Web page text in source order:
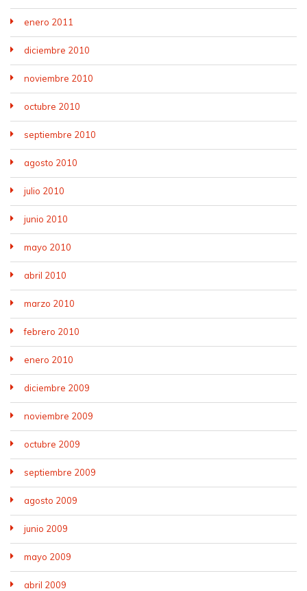
enero 2011
diciembre 2010
noviembre 2010
octubre 2010
septiembre 2010
agosto 2010
julio 2010
junio 2010
mayo 2010
abril 2010
marzo 2010
febrero 2010
enero 2010
diciembre 2009
noviembre 2009
octubre 2009
septiembre 2009
agosto 2009
junio 2009
mayo 2009
abril 2009